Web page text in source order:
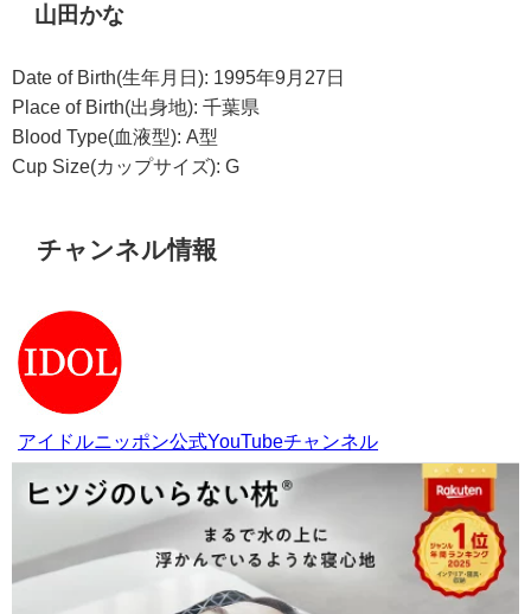
山田かな
Date of Birth(生年月日): 1995年9月27日
Place of Birth(出身地): 千葉県
Blood Type(血液型): A型
Cup Size(カップサイズ): G
チャンネル情報
アイドルニッポン公式YouTubeチャンネル